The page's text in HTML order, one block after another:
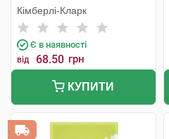
Кімберлі-Кларк
Є в наявності
від 68.50 грн
КУПИТИ